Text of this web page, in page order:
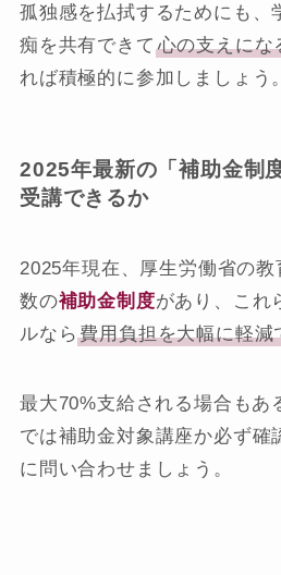
孤独感を払拭するためにも、
痴を共有できて 心の支えにな
れば積極的に参加しましょう。
2025年最新の「補助金制
受講できるか
2025年現在、厚生労働省の
数の補助金制度があり、これ
ルなら費用負担を大幅に軽減
最大70%支給される場合もあ
では補助金対象講座か必ず確
に問い合わせましょう。